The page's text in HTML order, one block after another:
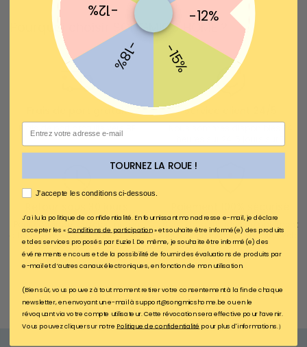
Pourquoi choisir SONGMICS HOME ?
Frais de port gratuit
Frais de port gratuits vers BE
Service client 24/5
Pour échanger ou retourner un
article, renvoyez-le sous 30 jours
Nous garantissons un paiement
100% sécurisé sur notre site Web
-12%
-15%
-18%
-12%
TOURNEZ LA ROUE !
AGREE
J'accepte les conditions ci-dessous.
J'ai lu la politique de confidentialité. En fournissant mon adresse e-mail, je déclare
accepter les « Conditions de participation» et souhaite être informé(e) des produits
et des services proposés par Euziel. De même, je souhaite être informé(e) des
événements en cours et de la possibilité de fournir des évaluations de produits par
e-mail et d’autres canaux électroniques, en fonction de mon utilisation.
(Bien sûr, vous pouvez à tout moment retirer votre consentement à la fin de chaque
newsletter, en envoyant un e-mail à support@songmicshome.be ou en le
révoquant via votre compte utilisateur. Cette révocation sera effective pour l’avenir.
Vous pouvez cliquer sur notre Politique de confidentialité pour plus d'informations.）